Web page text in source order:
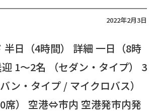
2022年2月3日
半日（4時間） 詳細 一日（8時
1～2名 （セダン・タイプ） 3
ン・タイプ / マイクロバス）
席） 空港⇔市内 空港発市内発